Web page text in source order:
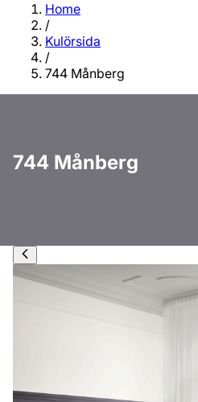
Home
/
Kulörsida
/
744 Månberg
744 Månberg